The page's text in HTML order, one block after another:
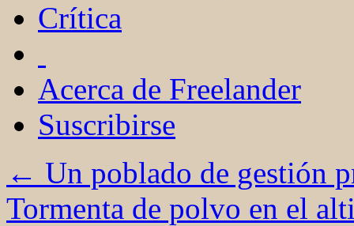
Crítica
Acerca de Freelander
Suscribirse
← Un poblado de gestión
Tormenta de polvo en el